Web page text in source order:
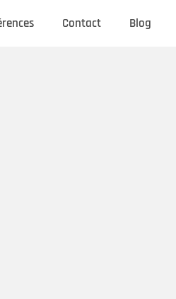
Contact Blog